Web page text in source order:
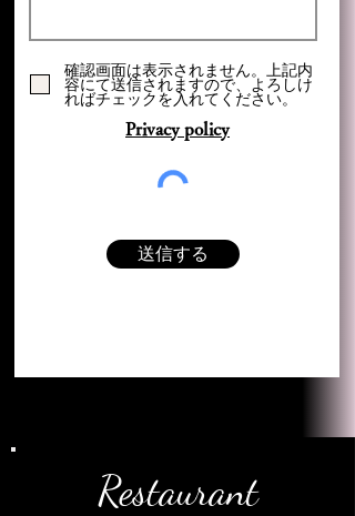
確認画面は表示されません。上記内
容にて送信されますので、よろしけ
ればチェックを入れてください。
Privacy policy
送信する
Restaurant